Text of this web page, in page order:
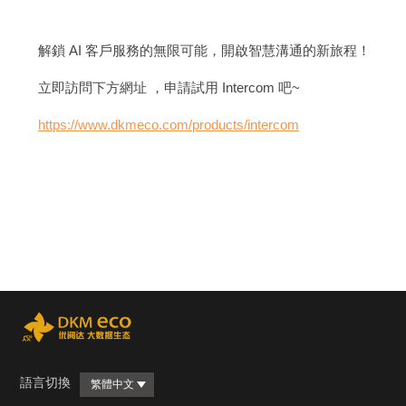
解鎖 AI 客戶服務的無限可能，開啟智慧溝通的新旅程！
立即訪問下方網址 ，申請試用 Intercom 吧~
https://www.dkmeco.com/products/intercom
語言切換 繁體中文